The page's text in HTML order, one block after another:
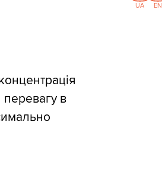
перевагу в
UA EN